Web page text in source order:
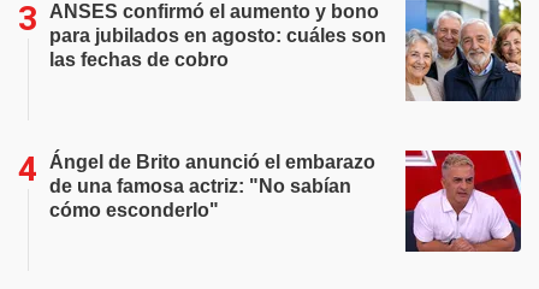
ANSES confirmó el aumento y bono
para jubilados en agosto: cuáles son
las fechas de cobro
Ángel de Brito anunció el embarazo
de una famosa actriz: "No sabían
cómo esconderlo"